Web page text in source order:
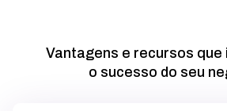
Vantagens e recursos que
o sucesso do seu